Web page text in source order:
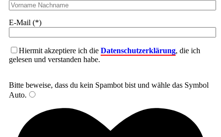
E-Mail (*)
Hiermit akzeptiere ich die Datenschutzerklärung, die ich
gelesen und verstanden habe.
Bitte beweise, dass du kein Spambot bist und wähle das Symbol
Auto.